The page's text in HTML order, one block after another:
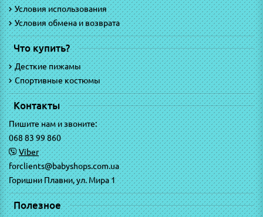
Условия использования
Условия обмена и возврата
Что купить?
Десткие пижамы
Спортивные костюмы
Контакты
Пишите нам и звоните:
068 83 99 860
Viber
forclients@babyshops.com.ua
Горишни Плавни, ул. Мира 1
Полезное